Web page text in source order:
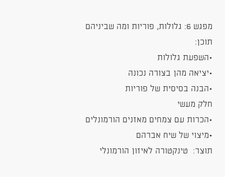
מפגש 6: גלולות, פוריות ומה שביניהם
תוכן:
•השפעת גלולות
•יציאה מהן בצורה נכונה
•הבנה בסיסית של פוריות
חלק מעשי
•הכרות עם צמחים מאזנים הורמונלים
•מיצוי של שיח אברהם
תוצר: טינקטורה לאיזון הורמונלי